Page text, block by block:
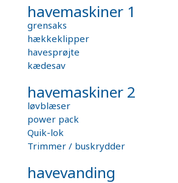
havemaskiner 1
grensaks
hækkeklipper
havesprøjte
kædesav
havemaskiner 2
løvblæser
power pack
Quik-lok
Trimmer / buskrydder
havevanding